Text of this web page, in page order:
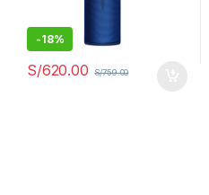
-18%
S/620.00 S/759.00